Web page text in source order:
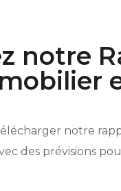
notre
notre
des prévisions